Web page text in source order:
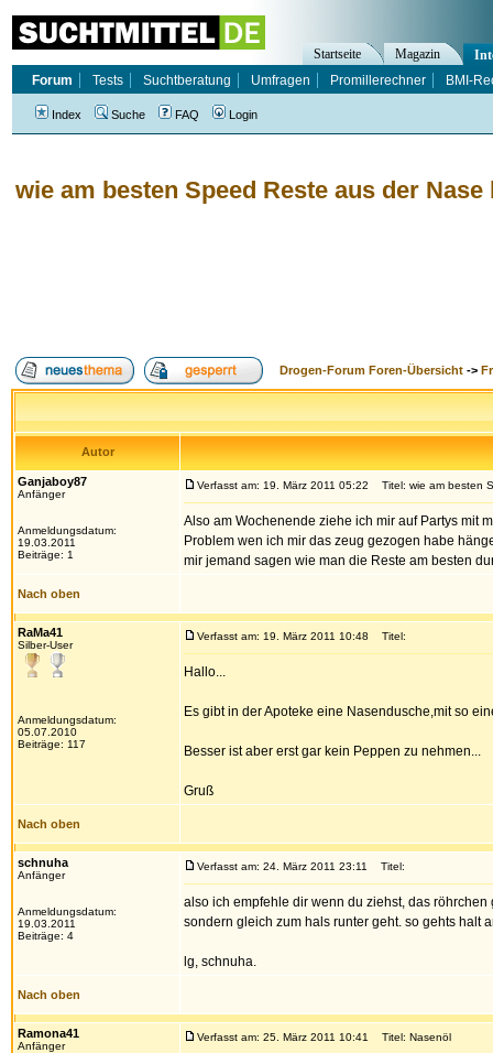
wie am besten Speed Reste aus der Nase
Drogen-Forum Foren-Übersicht ->
Autor
Ganjaboy87
Anfänger
Anmeldungsdatum:
19.03.2011
Beiträge: 1
Verfasst am: 19. März 2011 05:22 Titel: wie am besten
Also am Wochenende ziehe ich mir auf Partys mit
Problem wen ich mir das zeug gezogen habe
mir jemand sagen wie man die Reste am besten
Nach oben
RaMa41
Silber-User
Anmeldungsdatum:
05.07.2010
Beiträge: 117
Verfasst am: 19. März 2011 10:48 Titel:
Hallo...
Es gibt in der Apoteke eine Nasendusche,mit so
Besser ist aber erst gar kein Peppen zu nehmen...
Gruß
Nach oben
schnuha
Anfänger
Anmeldungsdatum:
19.03.2011
Beiträge: 4
Verfasst am: 24. März 2011 23:11 Titel:
also ich empfehle dir wenn du ziehst, das
sondern gleich zum hals runter geht. so gehts halt
lg, schnuha.
Nach oben
Ramona41
Anfänger
Verfasst am: 25. März 2011 10:41 Titel: Nasenöl
Startseite Magazin
Forum
Tests Suchtberatung Umfragen Promillerechner BMI-
Index Suche FAQ Login